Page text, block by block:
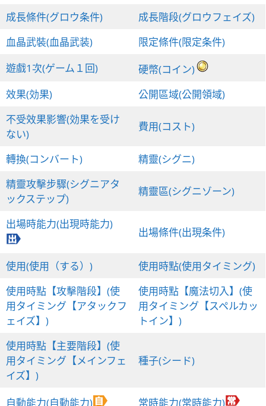
成長條件(グロウ条件)
成長階段(グロウフェイズ)
血晶武裝(血晶武装)
限定條件(限定条件)
遊戲1次(ゲーム１回)
硬幣(コイン)
效果(効果)
公開區域(公開領域)
不受效果影響(効果を受け
ない)
費用(コスト)
轉換(コンバート)
精靈(シグニ)
精靈攻擊步驟(シグニアタ
ックステップ)
精靈區(シグニゾーン)
出場時能力(出現時能力)
出場條件(出現条件)
使用(使用（する）)
使用時點(使用タイミング)
使用時點【攻擊階段】(使
用タイミング【アタックフ
ェイズ】)
使用時點【魔法切入】(使
用タイミング【スペルカッ
トイン】)
使用時點【主要階段】(使
用タイミング【メインフェ
イズ】)
種子(シード)
自動能力(自動能力) 常時能力(常時能力)